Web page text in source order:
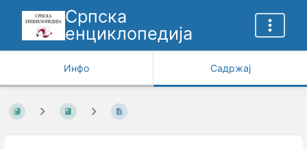
Српска
енциклопедија
Инфо Садржај